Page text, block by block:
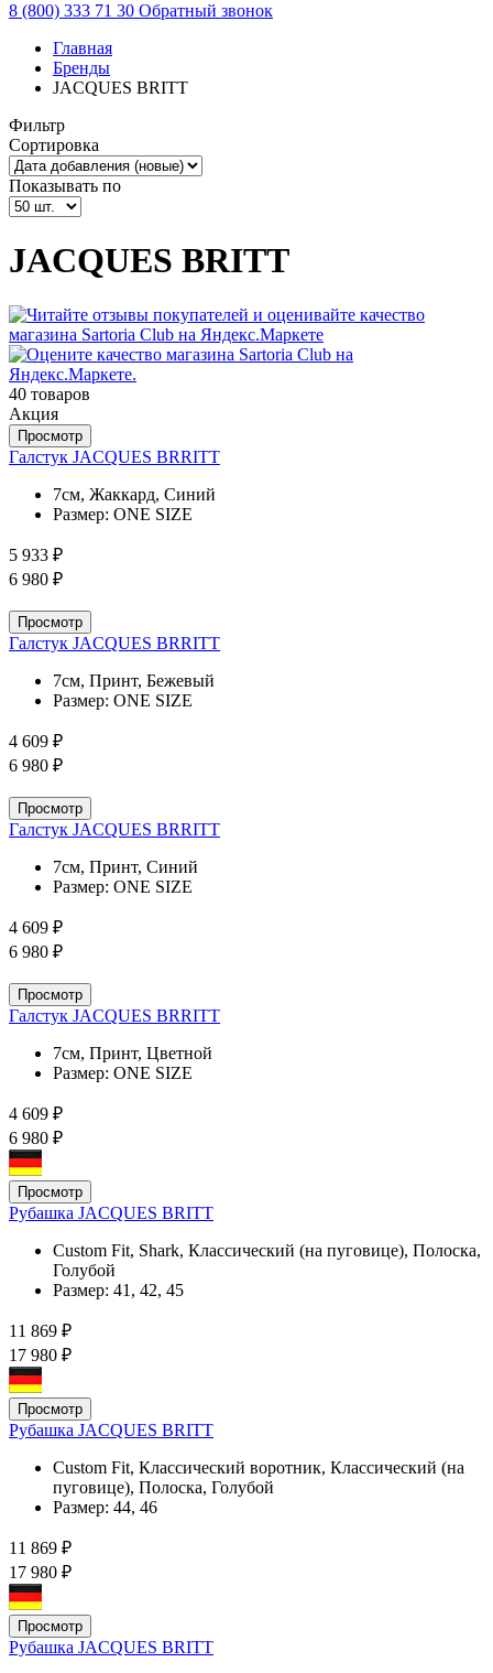
8 (800) 333 71 30 Обратный звонок
Главная
Бренды
JAСQUES BRITT
Фильтр
Сортировка
Показывать по
JAСQUES BRITT
40 товаров
Акция
Просмотр
Галстук JACQUES BRRITT
7см, Жаккард, Синий
Размер: ONE SIZE
5 933 ₽
6 980 ₽
Просмотр
Галстук JACQUES BRRITT
7см, Принт, Бежевый
Размер: ONE SIZE
4 609 ₽
6 980 ₽
Просмотр
Галстук JACQUES BRRITT
7см, Принт, Синий
Размер: ONE SIZE
4 609 ₽
6 980 ₽
Просмотр
Галстук JACQUES BRRITT
7см, Принт, Цветной
Размер: ONE SIZE
4 609 ₽
6 980 ₽
Просмотр
Рубашка JACQUES BRITT
Custom Fit, Shark, Классический (на пуговице), Полоска,
Голубой
Размер: 41, 42, 45
11 869 ₽
17 980 ₽
Просмотр
Рубашка JACQUES BRITT
Custom Fit, Классический воротник, Классический (на
пуговице), Полоска, Голубой
Размер: 44, 46
11 869 ₽
17 980 ₽
Просмотр
Рубашка JACQUES BRITT